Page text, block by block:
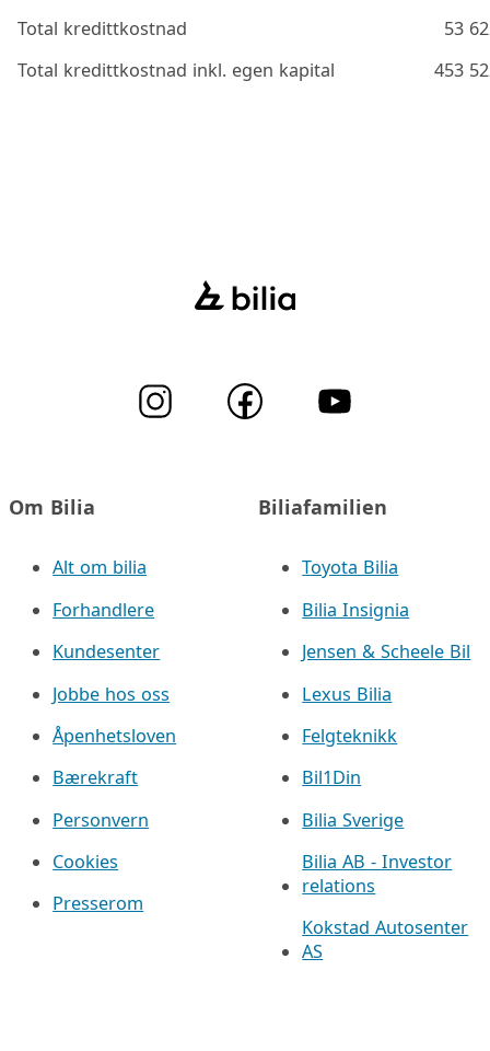
Total kredittkostnad
53
Total kredittkostnad inkl. egen kapital
453
Om Bilia
Alt om bilia
Forhandlere
Kundesenter
Jobbe hos oss
Åpenhetsloven
Bærekraft
Personvern
Cookies
Presserom
Biliafamilien
Toyota Bilia
Bilia Insignia
Jensen & Scheele Bil
Lexus Bilia
Felgteknikk
Bil1Din
Bilia Sverige
Bilia AB - Investor
relations
Kokstad Autosenter
AS